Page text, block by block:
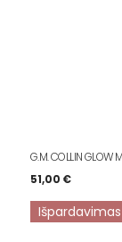
G.M. COLLIN GLOW
51,00 €